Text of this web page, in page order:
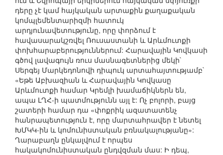
դերը չէ կամ հայկական արտաքին քաղաքական
կոմպլեմենտարիզմի հատուկ
արդյունավետությունը, որը փորձում է
հավասարակշռվել Ռուսաստանի և Արևմուտքի
փոխհարաբերություններում: Հարավային Կովկասի
գծով լավագույն ռուս մասնագետներից մեկի`
Սերգեյ Մարկեդոնովի դիպուկ արտահայտությամբ`
«Եթե Աբխազիան և Հարավային Կովկասը
Արևմուտքի համար Կրեմլի խամաճիկներն են,
ապա ԼՂՀ-ի պատմությունն այլ է: Ոչ բոլորի, բայց
շատերի համար դա «փոքրիկ ազատատենչ
հանրապետություն է, որը մարտահրավեր է նետել
ԽՄԿԿ-ին և կոմունիստական բռնակալությանը»:
Ղարաբաղն ընկալվում է որպես
հակակոմունիստական ընդվզման մաս: Ի դեպ,